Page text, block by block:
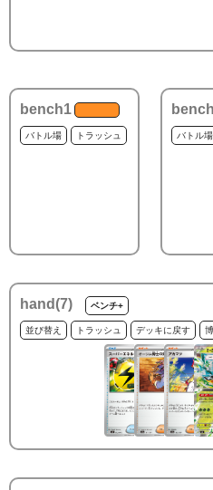
bench1
バトル場 トラッシュ バトル場
hand(7) ベンチ+
並び替え トラッシュ デッキに戻す